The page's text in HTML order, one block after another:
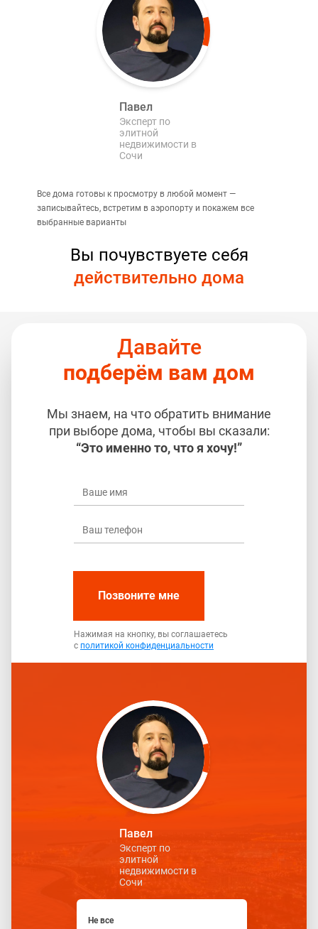
Павел
Эксперт по
элитной
недвижимости в
Сочи
Все дома готовы к просмотру в любой момент —
записывайтесь, встретим в аэропорту и покажем все
выбранные варианты
Вы почувствуете себя
действительно дома
Давайте
подберём вам дом
Мы знаем, на что обратить внимание
при выборе дома, чтобы вы сказали:
“Это именно то, что я хочу!”
Позвоните мне
Нажимая на кнопку, вы соглашаетесь
с политикой конфиденциальности
Павел
Эксперт по
элитной
недвижимости в
Сочи
Не все